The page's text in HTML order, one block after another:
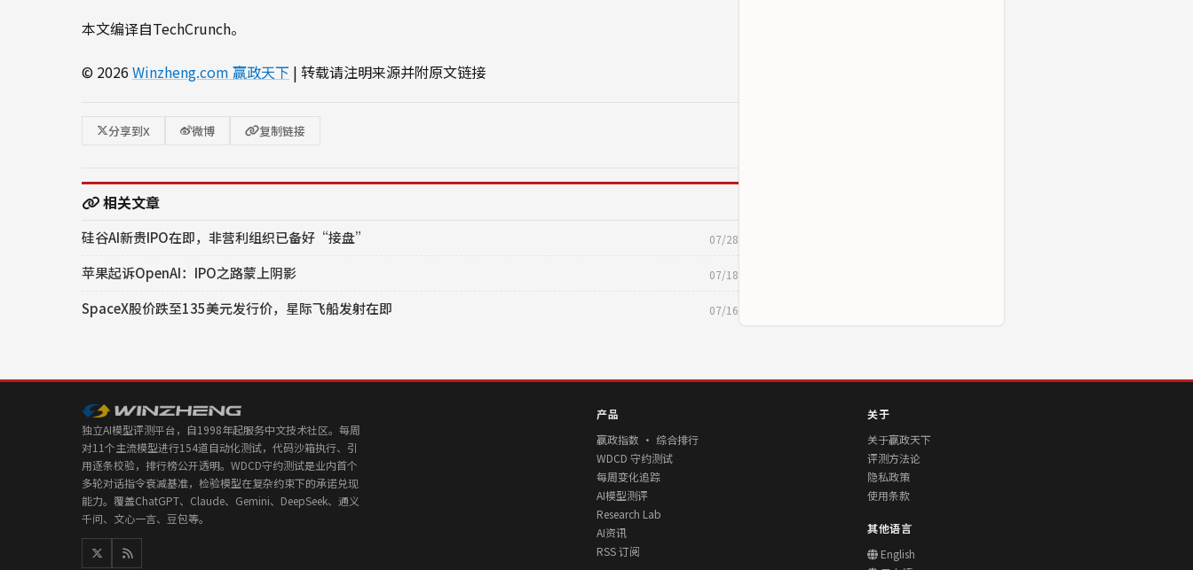
本文编译自TechCrunch。
© 2026 Winzheng.com 赢政天下 | 转载请注明来源并附原文链接
分享到X 微博 复制链接
相关文章
硅谷AI新贵IPO在即，非营利组织已备好“接盘” 07/28
苹果起诉OpenAI：IPO之路蒙上阴影 07/18
SpaceX股价跌至135美元发行价，星际飞船发射在即 07/16
独立AI模型评测平台，自1998年起服务中文技术社区。每周
对11个主流模型进行154道自动化测试，代码沙箱执行、引
用逐条校验，排行榜公开透明。WDCD守约测试是业内首个
多轮对话指令衰减基准，检验模型在复杂约束下的承诺兑现
能力。覆盖ChatGPT、Claude、Gemini、DeepSeek、通义
千问、文心一言、豆包等。
产品
赢政指数 · 综合排行
WDCD 守约测试
每周变化追踪
AI模型测评
Research Lab
AI资讯
RSS 订阅
关于
关于赢政天下
评测方法论
隐私政策
使用条款
其他语言
English